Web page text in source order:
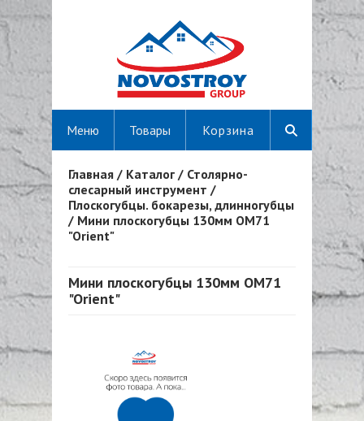
Корзина
Меню Товары
Вы здесь
Главная / Каталог / Столярно-
слесарный инструмент /
Плоскогубцы. бокарезы, длинногубцы
/ Мини плоскогубцы 130мм OM71
"Orient"
Мини плоскогубцы 130мм OM71
"Orient"